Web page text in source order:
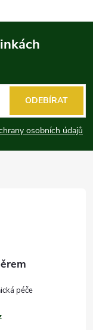
osobních údajů
ODEBÍRAT